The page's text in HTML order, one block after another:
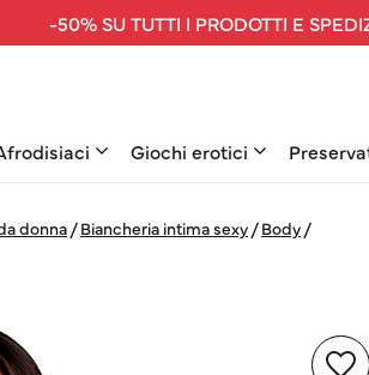
-50% SU TUTTI I PRODOTTI E
Giochi erotici
donna/Biancheria intima sexy /Body /